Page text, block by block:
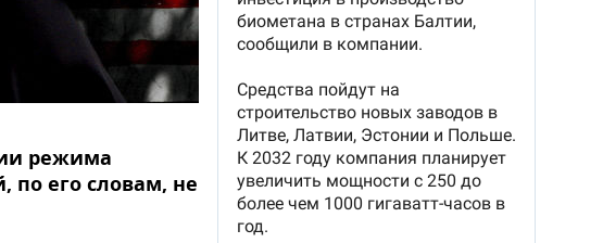
режима
по его словам, не